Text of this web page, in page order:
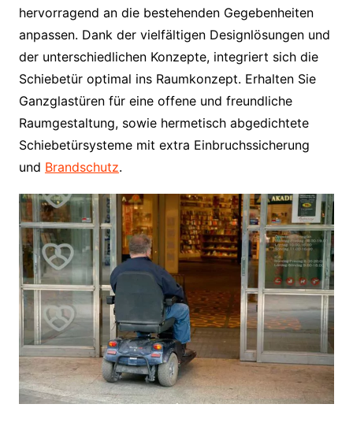
hervorragend an die bestehenden Gegebenheiten
anpassen. Dank der vielfältigen Designlösungen und
der unterschiedlichen Konzepte, integriert sich die
Schiebetür optimal ins Raumkonzept. Erhalten Sie
Ganzglastüren für eine offene und freundliche
Raumgestaltung, sowie hermetisch abgedichtete
Schiebetürsysteme mit extra Einbruchssicherung
und Brandschutz.